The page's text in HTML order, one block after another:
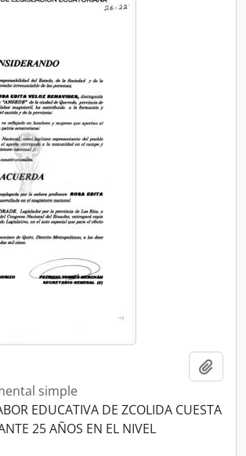
simple
EDUCATIVA DE ZCOLIDA CUESTA
25 AÑOS EN EL NIVEL